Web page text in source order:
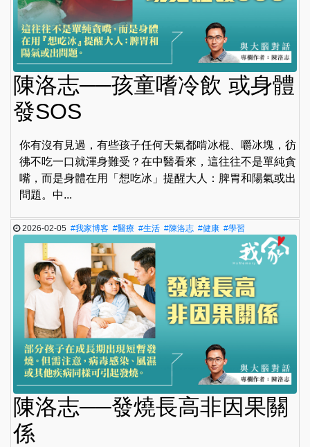
陳洛志──孩童嗜冷飲 或身體
發SOS
你有沒有見過，有些孩子任何天氣都啃冰棍、嚼冰塊，彷
彿不吃一口就渾身難受？在中醫看來，這往往不是單純貪
嘴，而是身體在用「想吃冰」提醒大人：脾胃和陽氣或出
問題。中...
2026-02-05#我家博客 #醫療 #生活 #陳洛志 #健康 #學習
陳洛志──發燒長高非因果關
係